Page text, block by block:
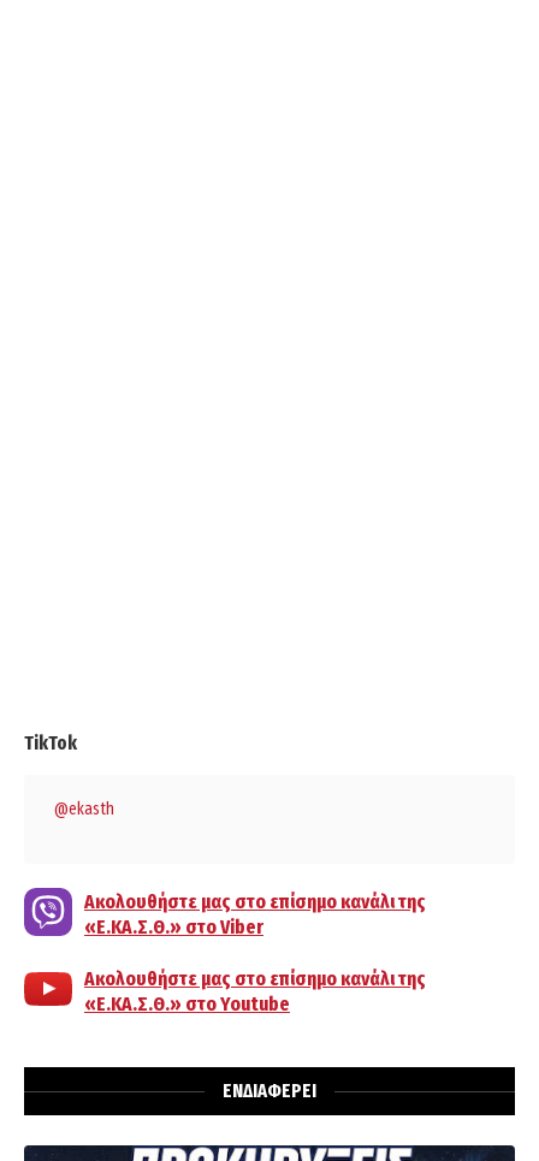
TikTok
@ekasth
Ακολουθήστε μας στο επίσημο κανάλι της
«Ε.ΚΑ.Σ.Θ.» στο Viber
Ακολουθήστε μας στο επίσημο κανάλι της
«Ε.ΚΑ.Σ.Θ.» στο Youtube
ΕΝΔΙΑΦΕΡΕΙ